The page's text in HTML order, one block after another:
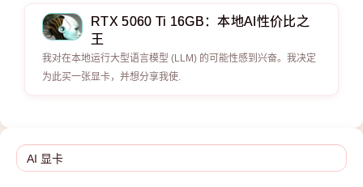
​​​​​​​RTX 5060 Ti 16GB：本地AI性价比之
王
我对在本地运行大型语言模型 (LLM) 的可能性感到兴奋。我决定
为此买一张显卡，并想分享我使.